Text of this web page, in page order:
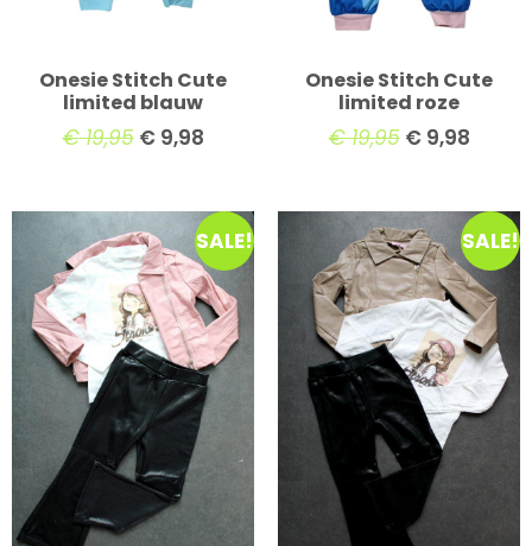
Onesie Stitch Cute
limited blauw
€19,95 €9,98
Onesie Stitch Cute
limited roze
€19,95 €9,98
SALE! SALE!